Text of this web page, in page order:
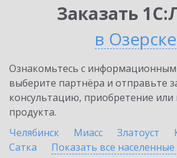
Заказать
в Озерске
Ознакомьтесь с
выберите партнёра и отправьте
консультацию, приобретение или
продукта.
Челябинск
Миасс Златоуст
Сатка
Показать все населенные